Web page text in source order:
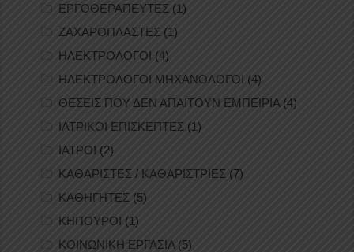
ΕΡΓΟΘΕΡΑΠΕΥΤΕΣ (1)
ΖΑΧΑΡΟΠΛΑΣΤΕΣ (1)
ΗΛΕΚΤΡΟΛΟΓΟΙ (4)
ΗΛΕΚΤΡΟΛΟΓΟΙ ΜΗΧΑΝΟΛΟΓΟΙ (4)
ΘΕΣΕΙΣ ΠΟΥ ΔΕΝ ΑΠΑΙΤΟΥΝ ΕΜΠΕΙΡΙΑ(4)
ΙΑΤΡΙΚΟΙ ΕΠΙΣΚΕΠΤΕΣ (1)
ΙΑΤΡΟΙ (2)
ΚΑΘΑΡΙΣΤΕΣ / ΚΑΘΑΡΙΣΤΡΙΕΣ (7)
ΚΑΘΗΓΗΤΕΣ (5)
ΚΗΠΟΥΡΟΙ (1)
ΚΟΙΝΩΝΙΚΗ ΕΡΓΑΣΙΑ(5)